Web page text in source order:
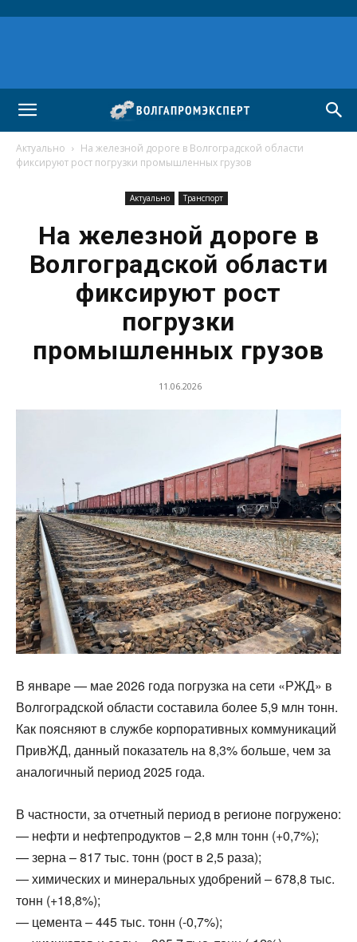
Актуально
На железной дороге в Волгоградской области
фиксируют рост погрузки промышленных грузов
Актуально Транспорт
На железной дороге в
Волгоградской области
фиксируют рост
погрузки
промышленных грузов
11.06.2026
В январе — мае 2026 года погрузка на сети «РЖД» в
Волгоградской области составила более 5,9 млн тонн.
Как поясняют в службе корпоративных коммуникаций
ПривЖД, данный показатель на 8,3% больше, чем за
аналогичный период 2025 года.
В частности, за отчетный период в регионе погружено:
— нефти и нефтепродуктов – 2,8 млн тонн (+0,7%);
— зерна – 817 тыс. тонн (рост в 2,5 раза);
— химических и минеральных удобрений – 678,8 тыс.
тонн (+18,8%);
— цемента – 445 тыс. тонн (-0,7%);